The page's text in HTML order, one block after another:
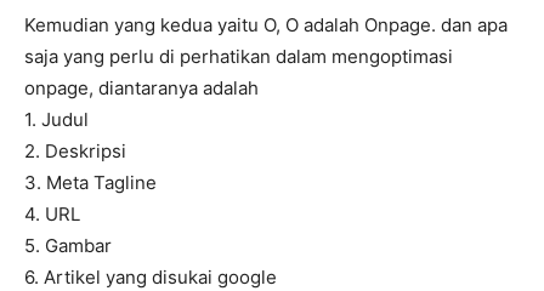
Kemudian yang kedua yaitu O, O adalah Onpage. dan apa
saja yang perlu di perhatikan dalam mengoptimasi
onpage, diantaranya adalah
1. Judul
2. Deskripsi
3. Meta Tagline
4. URL
5. Gambar
6. Artikel yang disukai google